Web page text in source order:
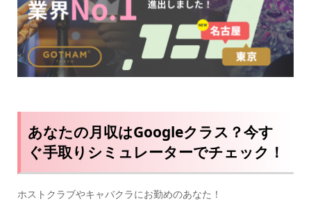
あなたの月収はGoogleクラス？今す
ぐ手取りシミュレーターでチェック！
ホストクラブやキャバクラにお勤めのあなた！